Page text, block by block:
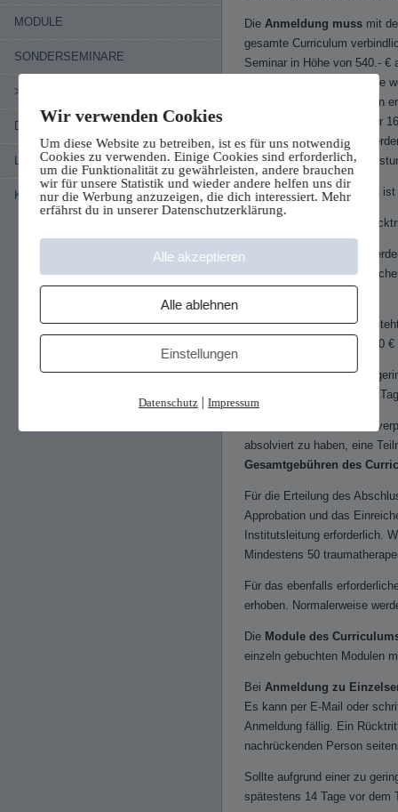
MODULE
SONDERSEMINARE
>> ANMELDUNG
DOZENTENTEAM
LINKS
KONTAKT
Die Anmeldung muss mit
gesamte Curriculum
Seminar in Höhe von 540.-
Absprache möglich. Für die
14 Tage vor Seminarbeginn
betragen jeweils 430.- € für
Rechnung abgerechnet
erhöhen. Die
Einkostenfreier Rücktritt ist
Bei einem mehrfachen
nächsten Curriculum
Sofern eine Warteliste
Bearbeitungsgebühr von 60
Sollten aufgrund einer zu
Teilnehmer spätestens 14
Die Teilnehmerinnen sind
absolviert zu haben, eine
Gesamtgebühren des
Für die Erteilung des
Approbation und das
Institutsleitung erforderlich.
Mindestens 50
Für das ebenfalls
erhoben. Normalerweise
Die Module des
einzeln gebuchten Modulen
Bei Anmeldung zu
Es kann per E-Mail oder
Anmeldung fällig. Ein
nachrückenden Person
Sollte aufgrund einer zu
spätestens 14 Tage vor dem
Wir verwenden Cookies
Um diese Website zu betreiben, ist es für uns notwendig
Cookies zu verwenden. Einige Cookies sind erforderlich,
um die Funktionalität zu gewährleisten, andere brauchen
wir für unsere Statistik und wieder andere helfen uns dir
nur die Werbung anzuzeigen, die dich interessiert. Mehr
erfährst du in unserer Datenschutzerklärung.
Alle akzeptieren
Alle ablehnen
Einstellungen
Datenschutz| Impressum